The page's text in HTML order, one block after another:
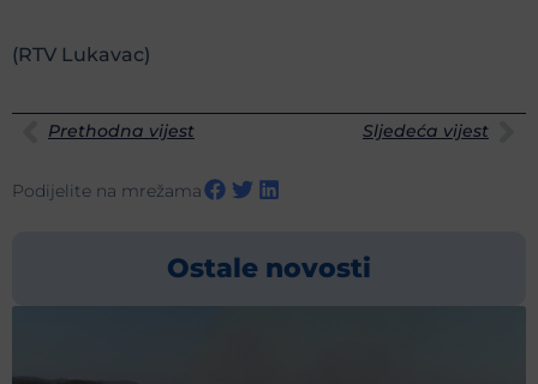
(RTV Lukavac)
Prethodna vijest Sljedeća vijest
Podijelite na mrežama
Ostale novosti